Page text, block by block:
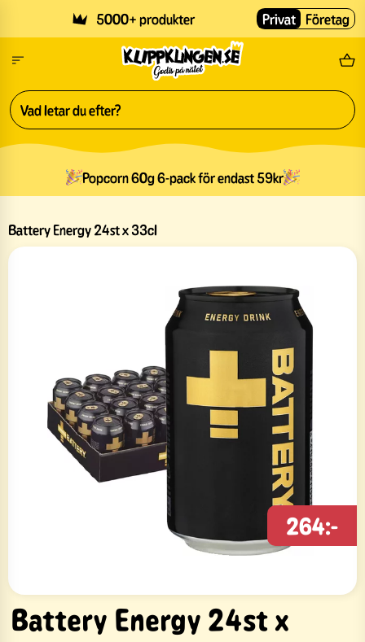
5000+ produkter Fri
Privat Företag
Popcorn 60g 6-pack för endast 59kr
Battery Energy 24st x 33cl
Battery Energy 24st x
264:-